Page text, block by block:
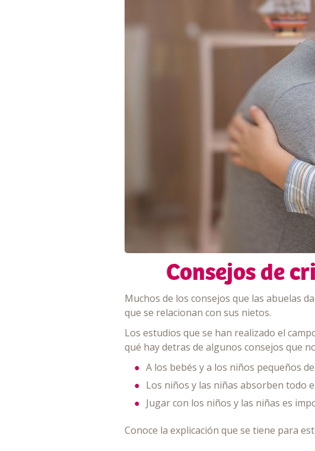
Consejos de
Muchos de los consejos que las abuelas
que se relacionan con sus nietos.
Los estudios que se han realizado el
qué hay detras de algunos consejos que
A los bebés y a los niños pequeños
Los niños y las niñas absorben todo
Jugar con los niños y las niñas es
Conoce la explicación que se tiene para